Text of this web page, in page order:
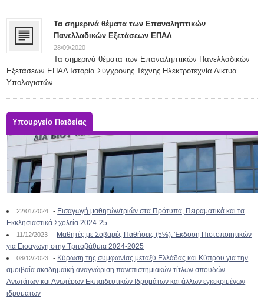
Τα σημερινά θέματα των Επαναληπτικών
Πανελλαδικών Εξετάσεων ΕΠΑΛ
28/09/2020
Τα σημερινά θέματα των Επαναληπτικών Πανελλαδικών
Εξετάσεων ΕΠΑΛ Ιστορία Σύγχρονης Τέχνης Ηλεκτροτεχνία Δίκτυα
Υπολογιστών
Υπουργείο Παιδείας
22/01/2024 - Εισαγωγή μαθητών/τριών στα Πρότυπα, Πειραματικά και τα
Εκκλησιαστικά Σχολεία 2024-25
11/12/2023 - Μαθητές με Σοβαρές Παθήσεις (5%): Έκδοση Πιστοποιητικών
για Εισαγωγή στην Τριτοβάθμια 2024-2025
08/12/2023 - Κύρωση της συμφωνίας μεταξύ Ελλάδας και Κύπρου για την
αμοιβαία ακαδημαϊκή αναγνώριση πανεπιστημιακών τίτλων σπουδών
Ανωτάτων και Ανωτέρων Εκπαιδευτικών Ιδρυμάτων και άλλων εγκεκριμένων
ιδρυμάτων